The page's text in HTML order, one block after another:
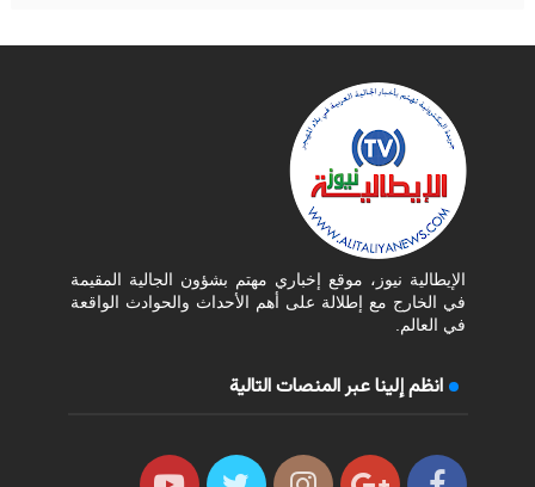
الإيطالية نيوز، موقع إخباري مهتم بشؤون الجالية المقيمة
في الخارج مع إطلالة على أهم الأحداث والحوادث الواقعة
في العالم.
انظم إلينا عبر المنصات التالية